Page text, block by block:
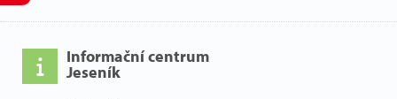
Informační centrum
Jeseník